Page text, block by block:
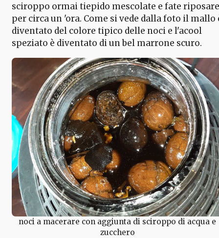
sciroppo ormai tiepido mescolate e fate riposare
per circa un 'ora. Come si vede dalla foto il mallo
diventato del colore tipico delle noci e l'acool
speziato è diventato di un bel marrone scuro.
noci a macerare con aggiunta di sciroppo di acqua e
zucchero